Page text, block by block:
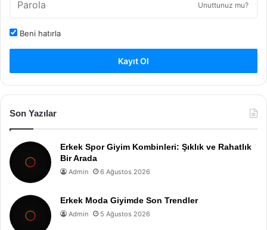
Unuttunuz mu?
Beni hatırla
Kayıt Ol
Son Yazılar
Erkek Spor Giyim Kombinleri: Şıklık ve Rahatlık
Bir Arada
Admin 6 Ağustos 2026
Erkek Moda Giyimde Son Trendler
Admin 5 Ağustos 2026